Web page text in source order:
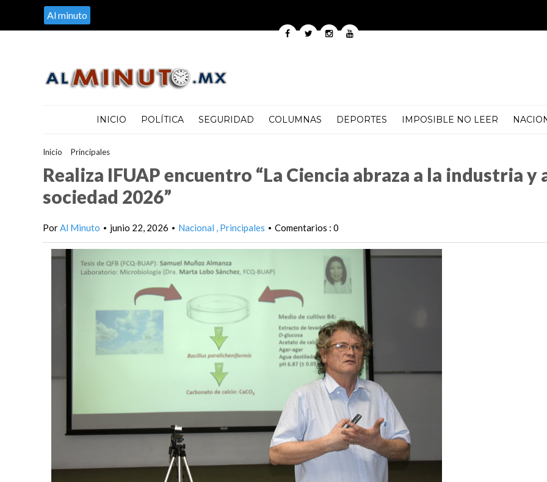
Al minuto
INICIO POLÍTICA SEGURIDAD COLUMNAS DEPORTES IMPOSIBLE NO LEER
Inicio Principales>
Realiza IFUAP encuentro “La Ciencia abraza a la industria y
sociedad 2026”
PorAl Minuto • junio 22, 2026 • Nacional Principales • Comentarios : 0